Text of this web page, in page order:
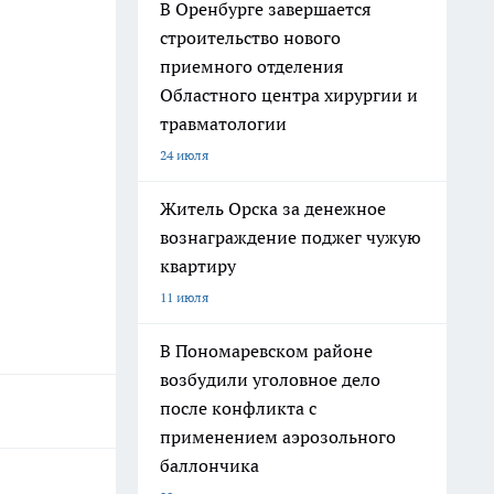
В Оренбурге завершается
строительство нового
приемного отделения
Областного центра хирургии и
травматологии
24 июля
Житель Орска за денежное
вознаграждение поджег чужую
квартиру
11 июля
В Пономаревском районе
возбудили уголовное дело
после конфликта с
применением аэрозольного
баллончика